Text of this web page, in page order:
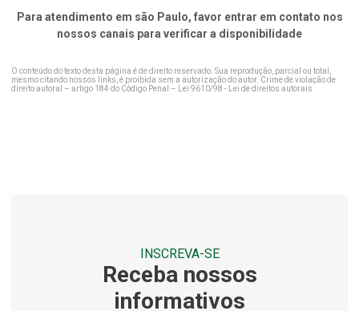
Análise de solo para construção
Análise de solo contaminado
Análise de solo laboratório
Análise de solo e sedimentos
Para atendimento em são Paulo, favor entrar em contato nos
nossos canais para verificar a disponibilidade
O conteúdo do texto desta página é de direito reservado. Sua reprodução, parcial ou total,
mesmo citando nossos links, é proibida sem a autorização do autor. Crime de violação de
direito autoral – artigo 184 do Código Penal –
Lei 9610/98 - Lei de direitos autorais
INSCREVA-SE
Receba nossos
informativos